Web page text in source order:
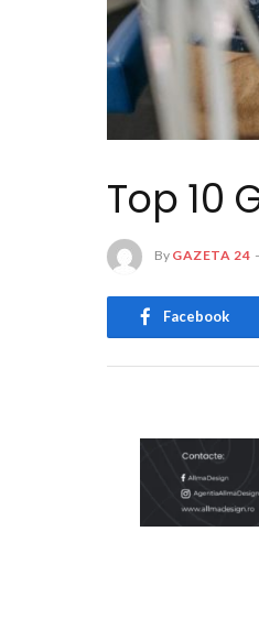
Top 10
By GAZETA 24
Facebook